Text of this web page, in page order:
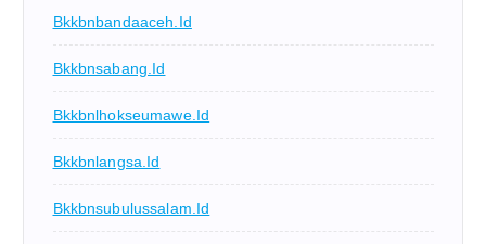
Bkkbnbandaaceh.id
Bkkbnsabang.id
Bkkbnlhokseumawe.id
Bkkbnlangsa.id
Bkkbnsubulussalam.id